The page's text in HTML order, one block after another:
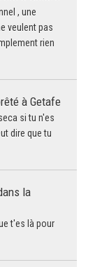
, une
veulent pas
rien
à Getafe
si tu n'es
dire que tu
la
t'es là pour